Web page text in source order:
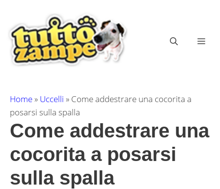
contenuto
Home» Uccelli » Come addestrare una cocorita a
posarsi sulla spalla
Come addestrare una
cocorita a posarsi
sulla spalla